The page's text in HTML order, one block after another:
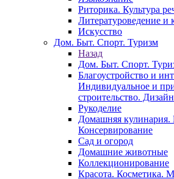
Риторика. Культура
Литературоведение и
Искусство
Дом. Быт. Спорт. Туризм
Назад
Дом. Быт. Спорт.
Благоустройство и
Индивидуальное и
строительство. Дизайн
Рукоделие
Домашняя кулинария.
Консервирование
Сад и огород
Домашние животные
Коллекционирование
Красота. Косметика.